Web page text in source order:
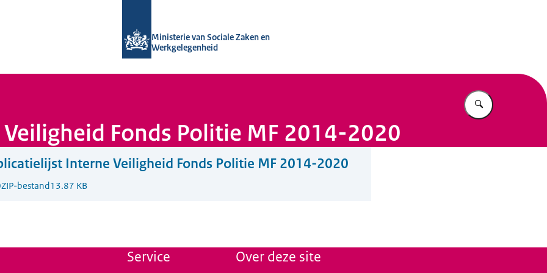
Ministerie van Sociale Zaken en
Werkgelegenheid
Vul in wat u
Fonds Politie MF 2014-2020
Interne Veiligheid Fonds Politie MF 2014-2020
ZIP-bestand13.87 KB
Service Over deze site